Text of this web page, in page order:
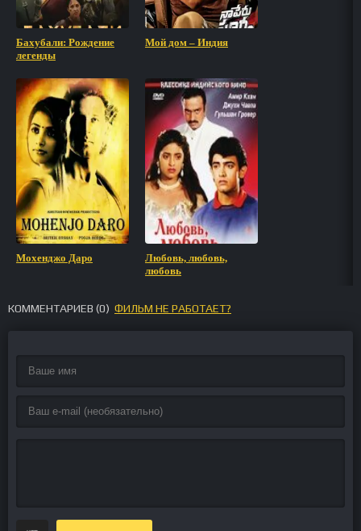
Бахубали: Рождение
легенды
Мой дом – Индия
Мохенджо Даро
Любовь, любовь,
любовь
КОММЕНТАРИЕВ (0) ФИЛЬМ НЕ РАБОТАЕТ?